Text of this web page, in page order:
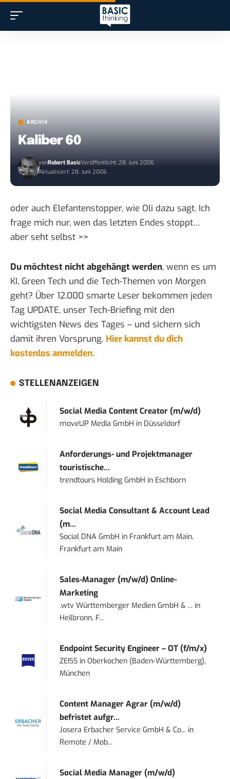
ARCHIV
Kaliber 60
vonRobert BasicVeröffentlicht: 28. Juni 2006
Aktualisiert: 28. Juni 2006
oder auch Elefantenstopper, wie Oli dazu sagt. Ich
frage mich nur, wen das letzten Endes stoppt…
aber seht selbst >>
Du möchtest nicht abgehängt werden, wenn es um
KI, Green Tech und die Tech-Themen von Morgen
geht? Über 12.000 smarte Leser bekommen jeden
Tag UPDATE, unser Tech-Briefing mit den
wichtigsten News des Tages – und sichern sich
damit ihren Vorsprung. Hier kannst du dich
kostenlos anmelden.
STELLENANZEIGEN
Social Media Content Creator (m/w/d)
moveUP Media GmbH in Düsseldorf
Anforderungs- und Projektmanager
touristische...
trendtours Holding GmbH in Eschborn
Social Media Consultant & Account Lead
(m...
Social DNA GmbH in Frankfurt am Main,
Frankfurt am Main
Sales-Manager (m/w/d) Online-
Marketing
.wtv Württemberger Medien GmbH & ... in
Heilbronn, F...
Endpoint Security Engineer – OT (f/m/x)
ZEISS inOberkochen (Baden-Württemberg),
München
Content Manager Agrar (m/w/d)
befristet aufgr...
Josera Erbacher Service GmbH & Co... in
Remote / Mob...
Social Media Manager (m/w/d)